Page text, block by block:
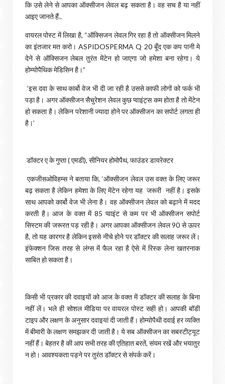
कि उसे लेने से आपका ऑक्सीजन लेवल बढ़ सकता है। वह सच है या नहीं
आइए जानते हैं..
वायरल पोस्ट में लिखा है, “ऑक्सिजन लेवल गिर रहा है तो ऑक्सीजन मिलने
का इंतजार मत करो। ASPIDOSPERMA Q 20 बूँद एक कप पानी मे
देने से ऑक्सिजन लेबल तुरंत मेंटेन हो जाएगा जो हमेशा बना रहेगा। ये
होम्योपैथिक मेडिसिन है।”
‘इस दवा के साथ कार्बो वेज भी दी जा रही है उससे काफी लोगों को फर्क भी
पड़ा है। अगर ऑक्सीजन सैचुरेशन लेवल कुछ प्वाइंट्स कम होता है तो मेंटेन
हो सकता है। लेकिन परेशानी ज्यादा होने पर ऑक्सीजन का सपोर्ट लगता ही
है।’
डॉक्टर ए के गुप्ता ( एमडी), सीनियर होमोपैथ, फाउंडर डायरेक्टर
एकजीसओविहम्स ने बताया कि, ‘ऑक्सीजन लेवल उस वक्त के लिए जरूर
बढ़ सकता है लेकिन हमेशा के लिए मेंटेन रहेगा यह जरूरी नहीं है। इसके
साथ आपको कार्बो वेज भी लेना है। वह ऑक्सीजन लेवल को बढ़ाने में मदद
करती है। आज के वक्त में 85 प्वाइंट से कम पर भी ऑक्सीजन सपोर्ट
सिस्टम की जरूरत पड़ रही है। अगर आपका ऑक्सीजन लेवल 90 से ऊपर
है, तो यह कारगर है लेकिन इससे नीचे होने पर डॉक्टर की सलाह जरूर लें।
इंफेक्शन जिस तरह से लंग्स में फैल रहा है ऐसे में रिस्क लेना खतरनाक
साबित हो सकता है।
किसी भी प्रकार की दवाइयों को आज के वक्त में डॉक्टर की सलाह के बिना
नहीं लें। भले ही सोशल मीडिया पर वायरल पोस्ट सही हो। आपकी बॉडी
टाइप और लक्षण के अनुसार दवाइयां दी जाती हैं। होम्योपैथी दवाई हर व्यक्ति
में बीमारी के लक्षण समझकर दी जाती है। ये सब ऑक्सीजन का सबस्टीट्यूट
नहीं हैं। बेहतर है की आप सभी तरह की एतिहात बरतें, संयम रखें और भयातुर
न हो। आवश्यकता पड़ने पर तुरंत डॉक्टर से संपर्क करें।